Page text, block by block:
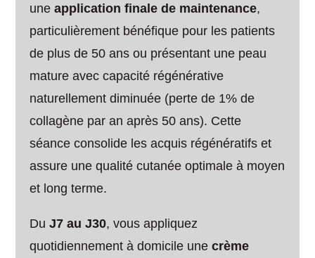
uneapplication finale de maintenance,
particulièrement bénéfique pour les patients
de plus de 50 ans ou présentant une peau
mature avec capacité régénérative
naturellement diminuée (perte de 1% de
collagène par an après 50 ans). Cette
séance consolide les acquis régénératifs et
assure une qualité cutanée optimale à moyen
et long terme.
DuJ7 au J30, vous appliquez
quotidiennement à domicile unecrème